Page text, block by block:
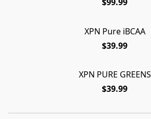
$99.99
XPN Pure iBCAA
$39.99
XPN PURE GREENS
$39.99